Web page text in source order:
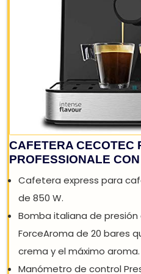
Bandeja de goteo
limpieza. Sistema de
automático y stand-by.
−10% 79,90 €
Comprar YA